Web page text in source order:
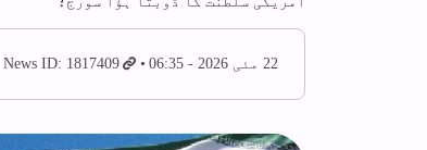
22 مئی 2026 - 06:35 News ID: 1817409